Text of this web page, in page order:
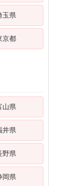
玉県
京都
山県
井県
野県
岡県